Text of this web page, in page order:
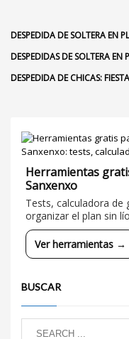
DESPEDIDA DE SOLTERA EN
DESPEDIDAS DE SOLTERA EN
DESPEDIDA DE CHICAS:
Herramientas
Sanxenxo
Tests, calculadora de
organizar el plan sin
Ver herramientas →
BUSCAR